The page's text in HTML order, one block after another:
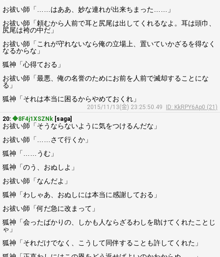
お祓い師「……はああ、妙な連れが出来ちまった……」
お祓い師「頼むから人前で耳と尻尾は出してくれるなよ。耳は頭巾、
尻尾は袴の中だ」
お祓い師「これが守れないなら俺の立場上、置いていかざるを得なく
なるからな」
狐神「心得ておる」
お祓い師「最悪、俺の名誉のためにお前を人前で滅却することにな
る」
狐神「それは本当に困るからやめておくれ」
2015/11/13(金) 23:25:50.49
ID: KkRPY6Ap0 (21)
20: ◆8F4j1XSZNk [saga]
お祓い師「そうならないように気をつけるんだな」
お祓い師「……さて行くか」
狐神「……うむ」
狐神「のう、おぬしよ」
お祓い師「なんだよ」
狐神「わしゃあ、おぬしには本当に感謝しておる」
お祓い師「何だ急に改まって」
狐神「会ったばかりの、しかも人ならざるわしを助けてくれたことじ
ゃ」
狐神「それだけでなく、こうして同伴することも許してくれた」